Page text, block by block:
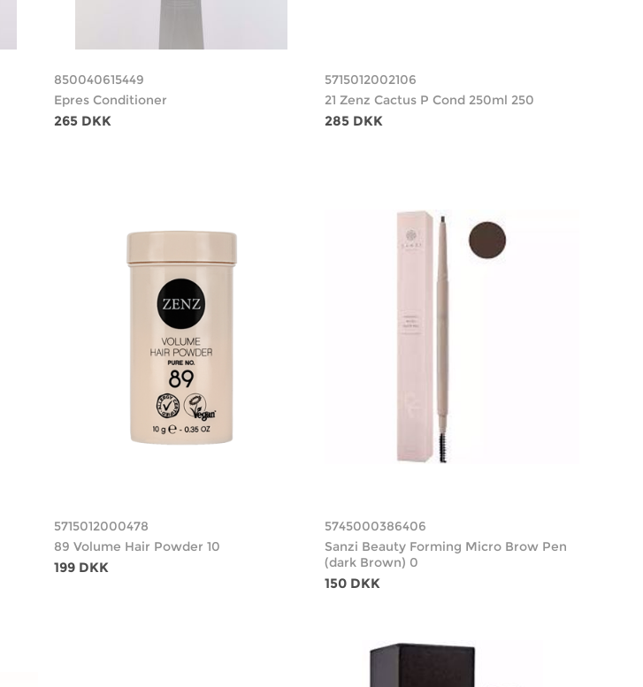
850040615449
Epres Conditioner
265 DKK
5715012002106
21 Zenz Cactus P Cond 250ml 250
285 DKK
5715012000478
89 Volume Hair Powder 10
199 DKK
5745000386406
Sanzi Beauty Forming Micro Brow Pen
(dark Brown) 0
150 DKK